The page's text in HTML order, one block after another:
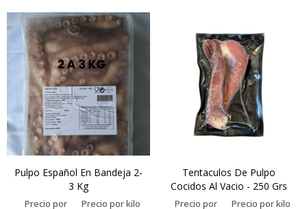
Pulpo Español En Bandeja 2-
3 Kg
Tentaculos De Pulpo
Cocidos Al Vacio - 250 Grs